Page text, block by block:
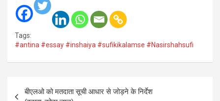
Tags:
#antina #essay #inshaiya #sufikikalamse #Nasirshahsufi
Post
बीएलओ को मतदाता सूची आधार से जोड़ने के निर्देश